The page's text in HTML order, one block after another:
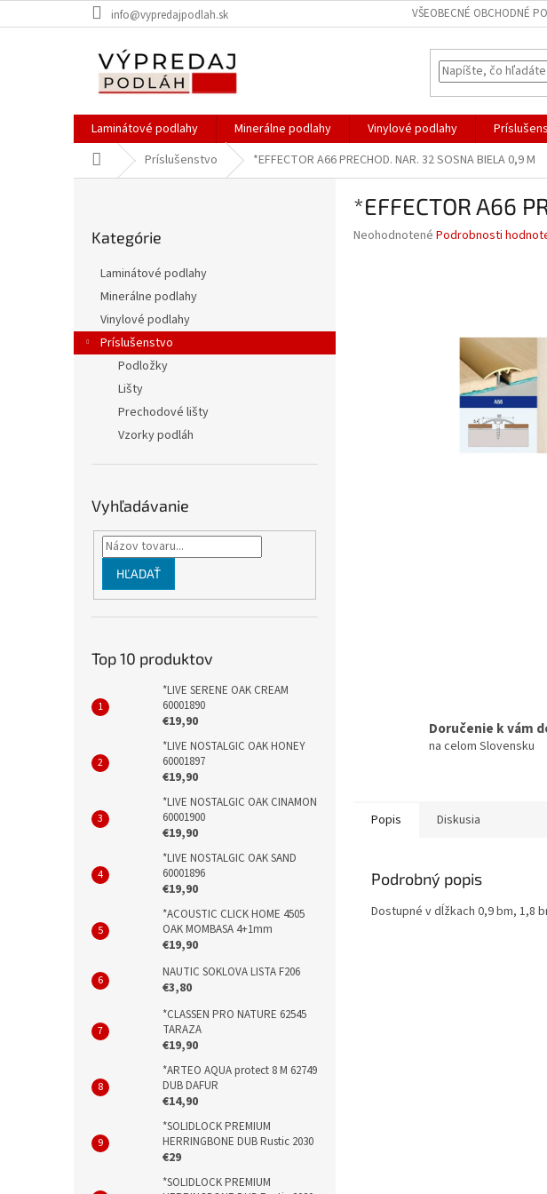
na
info@vypredajpodlah.sk VŠEOBECNÉ OBCHODNÉ
Laminátové podlahy Minerálne podlahy Vinylové podlahy
DomovPríslušenstvo *EFFECTOR A66 PRECHOD. NAR. 32 SOSNA BIELA 0,9 M
kategórie
Kategórie
Laminátové podlahy
Minerálne podlahy
Vinylové podlahy
Príslušenstvo
Podložky
Lišty
Prechodové lišty
Vzorky podláh
Vyhľadávanie
HĽADAŤ
Top 10 produktov
*LIVE SERENE OAK CREAM
60001890
€19,90
*LIVE NOSTALGIC OAK HONEY
60001897
€19,90
*LIVE NOSTALGIC OAK CINAMON
60001900
€19,90
*LIVE NOSTALGIC OAK SAND
60001896
€19,90
*ACOUSTIC CLICK HOME 4505
OAK MOMBASA 4+1mm
€19,90
NAUTIC SOKLOVA LISTA F206
€3,80
*CLASSEN PRO NATURE 62545
TARAZA
€19,90
*ARTEO AQUA protect 8 M 62749
DUB DAFUR
€14,90
*SOLIDLOCK PREMIUM
HERRINGBONE DUB Rustic 2030
€29
*SOLIDLOCK PREMIUM
*EFFECTOR A66
Priemerné
Neohodnotené Podrobnosti
Doručenie k vám
na celom Slovensku
Popis Diskusia
Podrobný popis
Dostupné v dĺžkach 0,9 bm, 1,8